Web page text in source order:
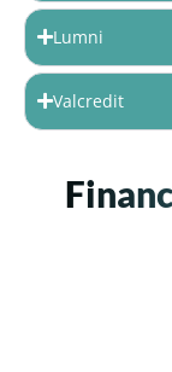
Lumni
Valcredit